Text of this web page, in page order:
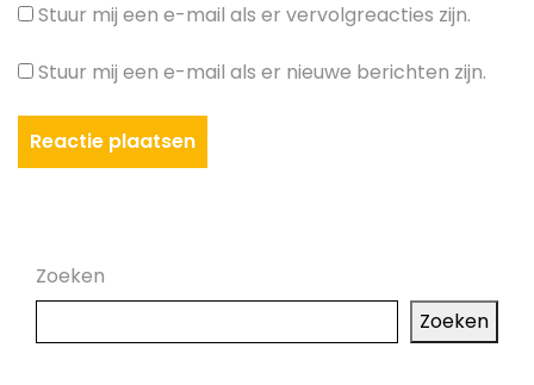
Stuur mij een e-mail als er vervolgreacties zijn.
Stuur mij een e-mail als er nieuwe berichten zijn.
Zoeken
Zoeken